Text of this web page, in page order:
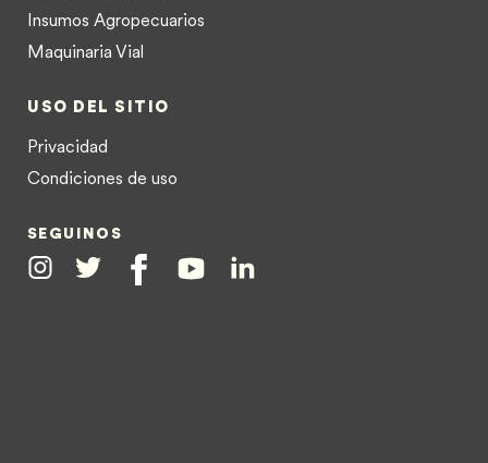
Insumos Agropecuarios
Maquinaria Vial
USO DEL SITIO
Privacidad
Condiciones de uso
SEGUINOS
InstagramTwitter FacebookYoutubeLinkedin